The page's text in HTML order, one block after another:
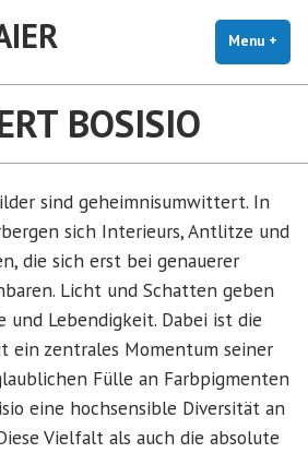
Menu +
BOSISIO
sind geheimnisumwittert. In
sich Interieurs, Antlitze und
die sich erst bei genauerer
Licht und Schatten geben
und Lebendigkeit. Dabei ist die
ein zentrales Momentum seiner
Fülle an Farbpigmenten
eine hochsensible Diversität an
Vielfalt als auch die absolute